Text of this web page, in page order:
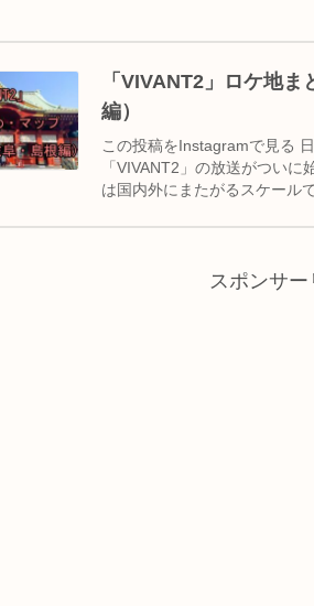
「VIVANT2」ロケ地
編）
この投稿をInstagramで見る
「VIVANT2」の放送がつい
は国内外にまたがるスケール
スポンサー